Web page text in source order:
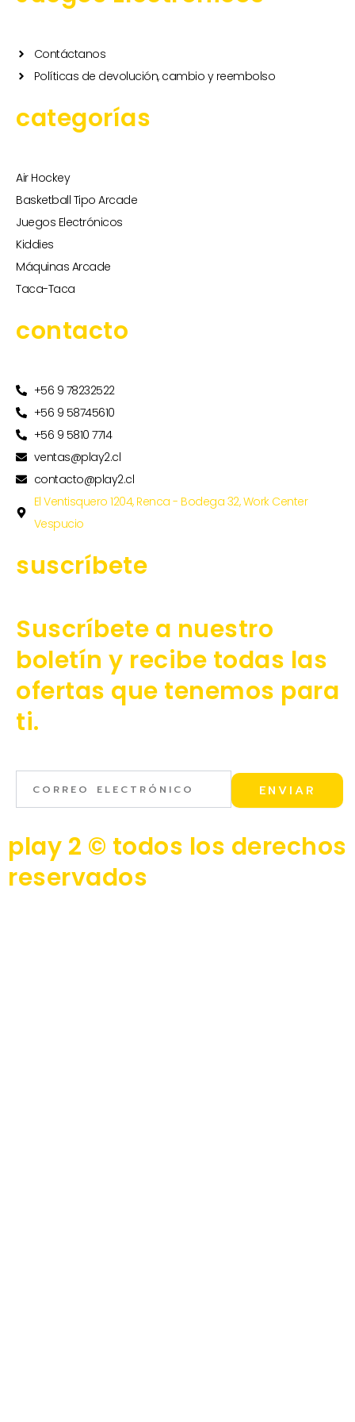
Contáctanos
Políticas de devolución, cambio y reembolso
categorías
Air Hockey
Basketball Tipo Arcade
Juegos Electrónicos
Kiddies
Máquinas Arcade
Taca-Taca
contacto
+56 9 78232522
+56 9 58745610
+56 9 5810 7714
ventas@play2.cl
contacto@play2.cl
El Ventisquero 1204, Renca - Bodega 32, Work Center
Vespucio
suscríbete
Suscríbete a nuestro
boletín y recibe todas las
ofertas que tenemos para
ti.
electrónico
ENVIAR
play 2 © todos los derechos
reservados